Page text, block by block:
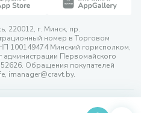
220012, г. Минск, пр.
номер в Торговом
100149474 Минский горисполком,
администрации Первомайского
Обращения покупателей
imanager@cravt.by.